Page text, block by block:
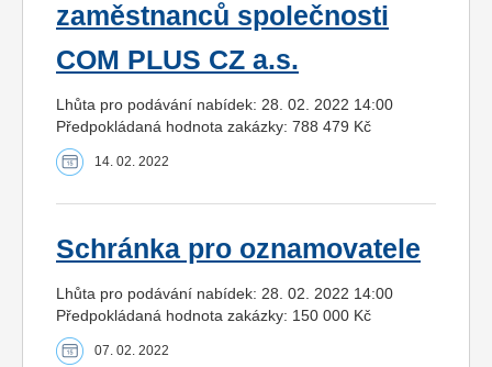
zaměstnanců společnosti
COM PLUS CZ a.s.
Lhůta pro podávání nabídek: 28. 02. 2022 14:00
Předpokládaná hodnota zakázky: 788 479 Kč
14. 02. 2022
Schránka pro oznamovatele
Lhůta pro podávání nabídek: 28. 02. 2022 14:00
Předpokládaná hodnota zakázky: 150 000 Kč
07. 02. 2022